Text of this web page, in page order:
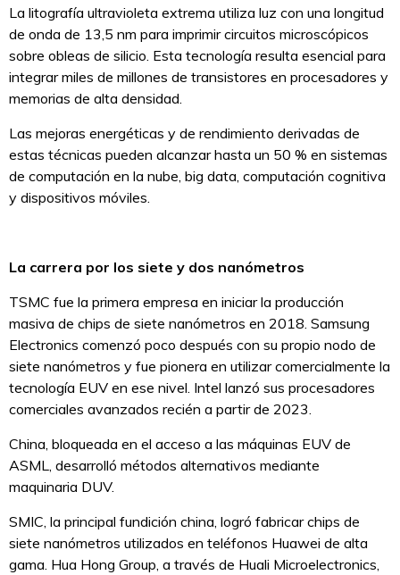
La litografía ultravioleta extrema utiliza luz con una longitud
de onda de 13,5 nm para imprimir circuitos microscópicos
sobre obleas de silicio. Esta tecnología resulta esencial para
integrar miles de millones de transistores en procesadores y
memorias de alta densidad.
Las mejoras energéticas y de rendimiento derivadas de
estas técnicas pueden alcanzar hasta un 50 % en sistemas
de computación en la nube, big data, computación cognitiva
y dispositivos móviles.
La carrera por los siete y dos nanómetros
TSMC fue la primera empresa en iniciar la producción
masiva de chips de siete nanómetros en 2018. Samsung
Electronics comenzó poco después con su propio nodo de
siete nanómetros y fue pionera en utilizar comercialmente la
tecnología EUV en ese nivel. Intel lanzó sus procesadores
comerciales avanzados recién a partir de 2023.
China, bloqueada en el acceso a las máquinas EUV de
ASML, desarrolló métodos alternativos mediante
maquinaria DUV.
SMIC, la principal fundición china, logró fabricar chips de
siete nanómetros utilizados en teléfonos Huawei de alta
gama. Hua Hong Group, a través de Huali Microelectronics,